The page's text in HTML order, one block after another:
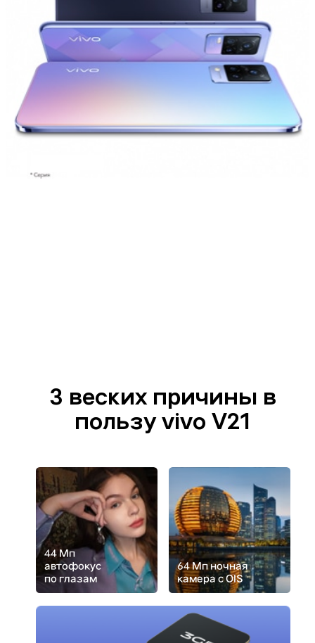
3 веских причины в
пользу vivo V21
44 Мп
aвтофокус
по глазам
64 Мп ночная
камера с OIS